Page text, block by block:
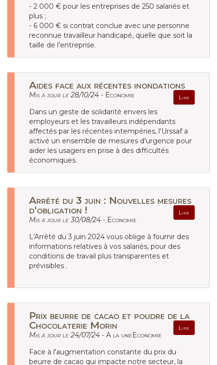
- 2 000 € pour les entreprises de 250 salariés et
plus ;
- 6 000 € si contrat conclue avec une personne
reconnue travailleur handicapé, quelle que soit la
taille de l’entreprise.
Aides face aux récentes inondations
Lire
Mis à jour le 28/10/24 - Economie
Dans un geste de solidarité envers les
employeurs et les travailleurs indépendants
affectés par les récentes intempéries, l'Urssaf a
activé un ensemble de mesures d'urgence pour
aider les usagers en prise à des difficultés
économiques.
Arrêté du 3 juin : Nouvelles mesures
d‘obligation !
Lire
Mis à jour le 30/08/24 - Economie
L'Arrêté du 3 juin 2024 vous oblige à fournir des
informations relatives à vos salariés, pour des
conditions de travail plus transparentes et
prévisibles .
Prix beurre de cacao et poudre de la
Chocolaterie Morin
Lire
Mis à jour le 24/07/24 - A la uneEconomie
Face à l'augmentation constante du prix du
beurre de cacao qui impacte notre secteur, la